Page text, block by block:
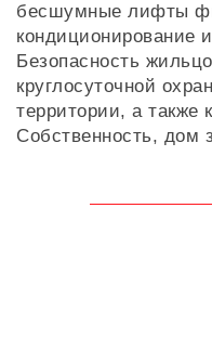
бесшумные лифты
кондиционирование
Безопасность
круглосуточной
территории, а также
Собственность, дом